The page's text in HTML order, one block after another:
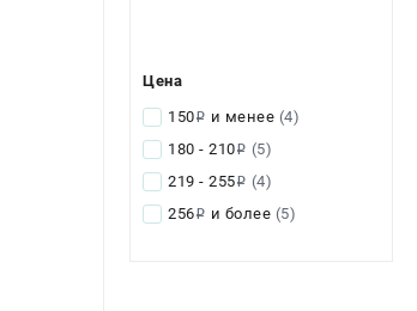
Цена
150i и менее (4)
180 - 210i (5)
219 - 255i (4)
256i и более (5)